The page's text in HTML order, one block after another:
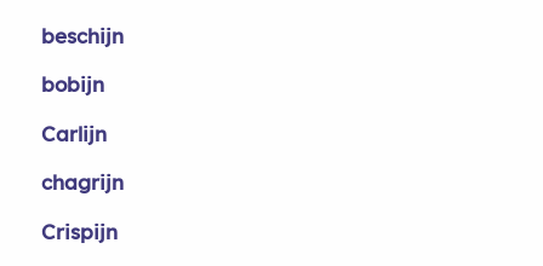
beschijn
bobijn
Carlijn
chagrijn
Crispijn